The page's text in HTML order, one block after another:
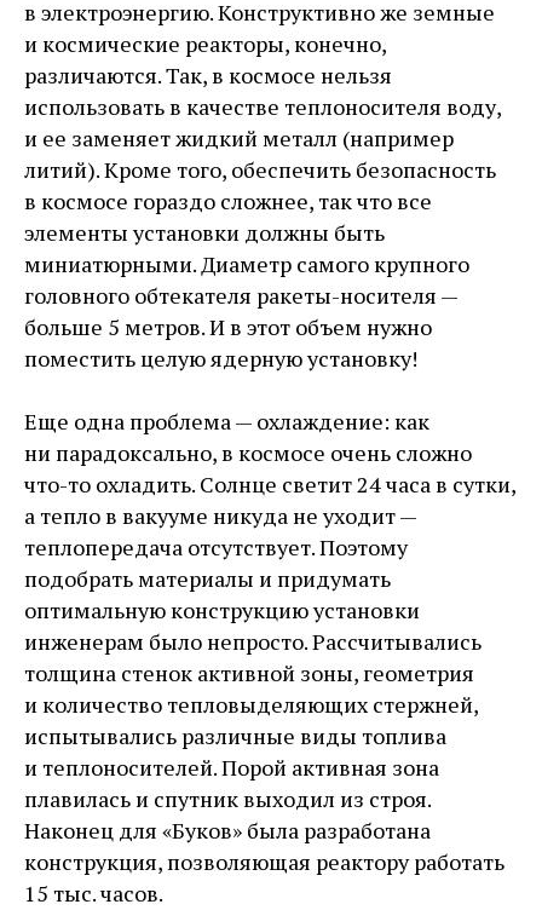
в электроэнергию. Конструктивно же земные
и космические реакторы, конечно,
различаются. Так, в космосе нельзя
использовать в качестве теплоносителя воду,
и ее заменяет жидкий металл (например
литий). Кроме того, обеспечить безопасность
в космосе гораздо сложнее, так что все
элементы установки должны быть
миниатюрными. Диаметр самого крупного
головного обтекателя ракеты-­носителя — ​
больше 5 метров. И в этот объем нужно
поместить целую ядерную установку!
Еще одна проблема — ​охлаждение: как
ни парадоксально, в космосе очень сложно
что-то охладить. Солнце светит 24 часа в сутки,
а тепло в вакууме никуда не уходит —
теплопередача отсутствует. Поэтому
подобрать материалы и придумать
оптимальную конструкцию установки
инженерам было непросто. Рассчитывались
толщина стенок активной зоны, геометрия
и количество тепловыделяющих стержней,
испытывались различные виды топлива
и теплоносителей. Порой активная зона
плавилась и спутник выходил из строя.
Наконец для «Буков» была разработана
конструкция, позволяющая реактору работать
15 тыс. часов.